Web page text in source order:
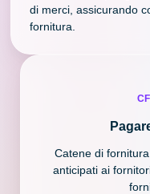
di merci, assicurando
fornitura.
Catene di
anticipati ai